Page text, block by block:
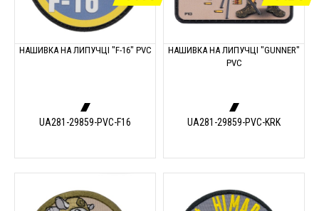
НАШИВКА НА ЛИПУЧЦІ "F-16" PVC
UA281-29859-PVC-F16
НАШИВКА НА ЛИПУЧЦІ "GUNNER"
PVC
UA281-29859-PVC-KRK